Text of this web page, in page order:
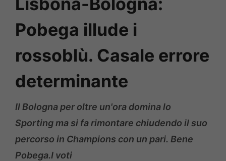
Pobega illude i
rossoblù. Casale errore
determinante
Il Bologna per oltre un'ora domina lo
Sporting ma si fa rimontare chiudendo il suo
percorso in Champions con un pari. Bene
Pobega.I voti